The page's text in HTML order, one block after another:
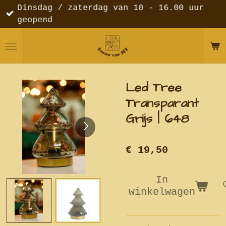
Ga
direct
de
Dinsdag / zaterdag van 10 - 16.00 uur
geopend
Led Tree
Transparant
Grijs | 648
€ 19,50
In
winkelwagen